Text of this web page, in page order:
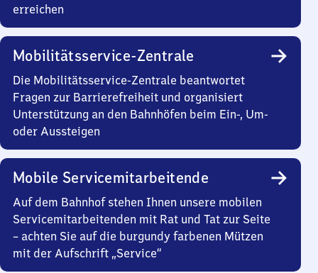
erreichen
Mobilitätsservice-Zentrale
Die Mobilitätsservice-Zentrale beantwortet
Fragen zur Barrierefreiheit und organisiert
Unterstützung an den Bahnhöfen beim Ein-, Um-
oder Aussteigen
Mobile Servicemitarbeitende
Auf dem Bahnhof stehen Ihnen unsere mobilen
Servicemitarbeitenden mit Rat und Tat zur Seite
– achten Sie auf die burgundy farbenen Mützen
mit der Aufschrift „Service“